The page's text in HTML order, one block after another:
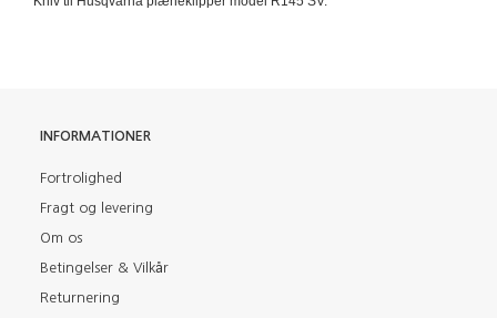
INFORMATIONER
Fortrolighed
Fragt og levering
Om os
Betingelser & Vilkår
Returnering